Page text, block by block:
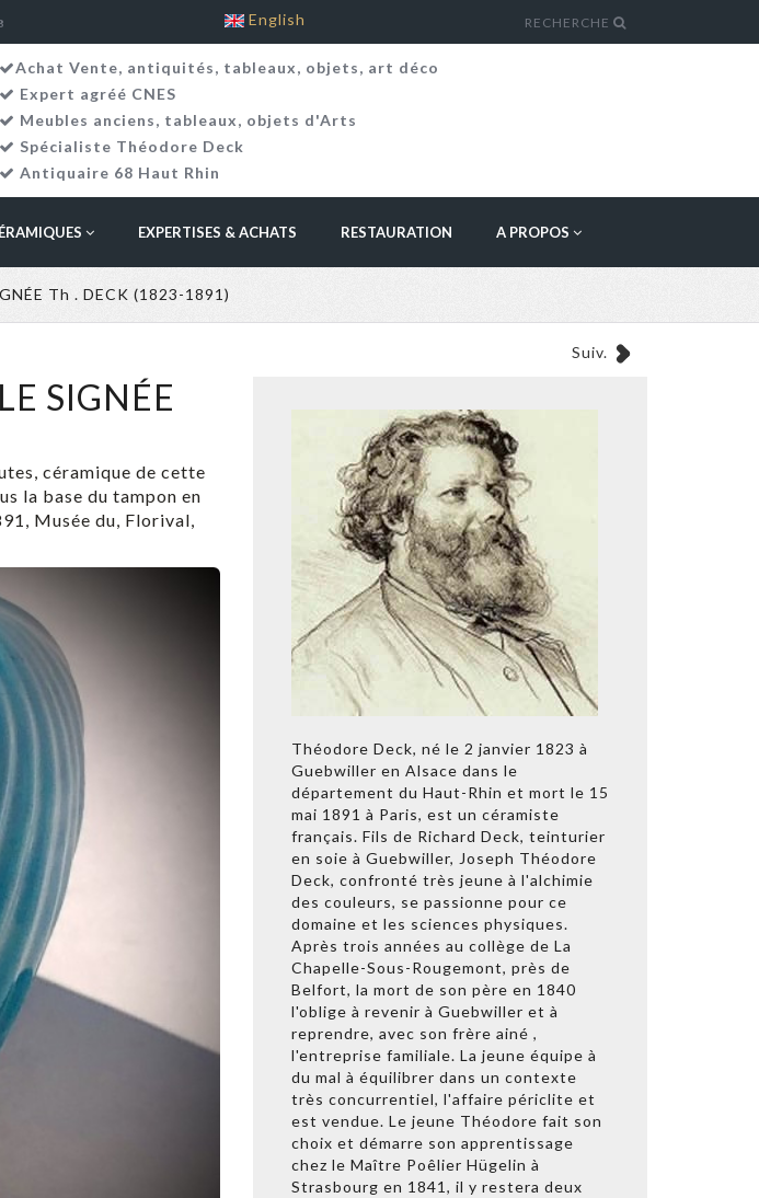
English RECHERCHE
Achat Vente, antiquités, tableaux, objets, art déco
Expert agréé CNES
Meubles anciens, tableaux, objets d'Arts
Spécialiste Théodore Deck
Antiquaire 68 Haut Rhin
EXPERTISES & ACHATS RESTAURATION A PROPOS
Th . DECK (1823-1891)
Suiv.
SIGNÉE
céramique de cette
la base du tampon en
Musée du, Florival,
Théodore Deck, né le 2 janvier 1823 à
Guebwiller en Alsace dans le
département du Haut-Rhin et mort le 15
mai 1891 à Paris, est un céramiste
français. Fils de Richard Deck, teinturier
en soie à Guebwiller, Joseph Théodore
Deck, confronté très jeune à l'alchimie
des couleurs, se passionne pour ce
domaine et les sciences physiques.
Après trois années au collège de La
Chapelle-Sous-Rougemont, près de
Belfort, la mort de son père en 1840
l'oblige à revenir à Guebwiller et à
reprendre, avec son frère ainé ,
l'entreprise familiale. La jeune équipe à
du mal à équilibrer dans un contexte
très concurrentiel, l'affaire périclite et
est vendue. Le jeune Théodore fait son
choix et démarre son apprentissage
chez le Maître Poêlier Hügelin à
Strasbourg en 1841, il y restera deux